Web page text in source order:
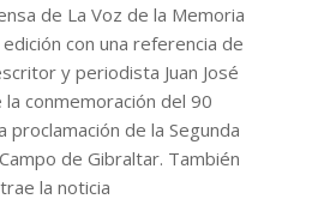
de La Voz de la Memoria
con una referencia de
y periodista Juan José
conmemoración del 90
proclamación de la Segunda
de Gibraltar. También
trae la noticia